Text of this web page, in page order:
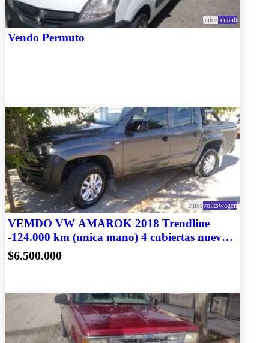
autosrenault
Vendo Permuto
autosvolkswagen
VEMDO VW AMAROK 2018 Trendline
-124.000 km (unica mano) 4 cubiertas nuevas
y accesorios
$6.500.000